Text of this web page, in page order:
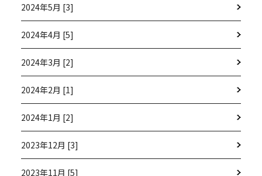
2024年5月 [3]
2024年4月 [5]
2024年3月 [2]
2024年2月 [1]
2024年1月 [2]
2023年12月 [3]
2023年11月 [5]